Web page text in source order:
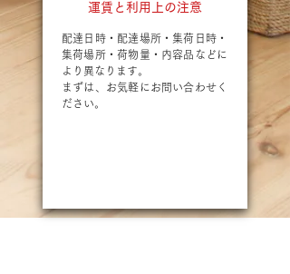
運賃と利用上の注意
配達日時・配達場所・集荷日時・
集荷場所・荷物量・内容品などに
より異なります。
まずは、お気軽にお問い合わせく
ださい。